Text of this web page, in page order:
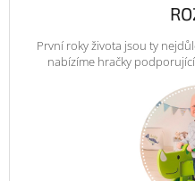
První roky života jsou ty
nabízíme hračky